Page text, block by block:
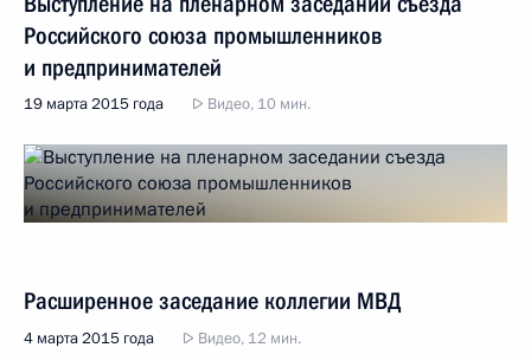
Российского союза промышленников
и предпринимателей
19 марта 2015 года Видео, 10 мин.
Расширенное заседание коллегии МВД
4 марта 2015 года Видео, 12 мин.